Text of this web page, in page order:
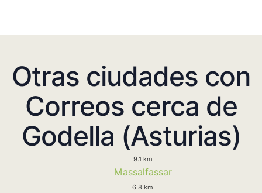
Otras ciudades con
Correos cerca de
Godella (Asturias)
9.1 km
Massalfassar
6.8 km